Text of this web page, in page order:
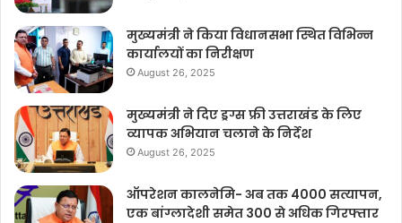
मुख्यमंत्री ने किया विधानसभा स्थित विभिन्न
कार्यालयों का निरीक्षण
August 26, 2025
मुख्यमंत्री ने दिए ड्रग्स फ्री उत्तराखंड के लिए
व्यापक अभियान चलाने के निर्देश
August 26, 2025
ऑपरेशन कालनेमि- अब तक 4000 सत्यापन,
एक बांग्लादेशी समेत 300 से अधिक गिरफ्तार